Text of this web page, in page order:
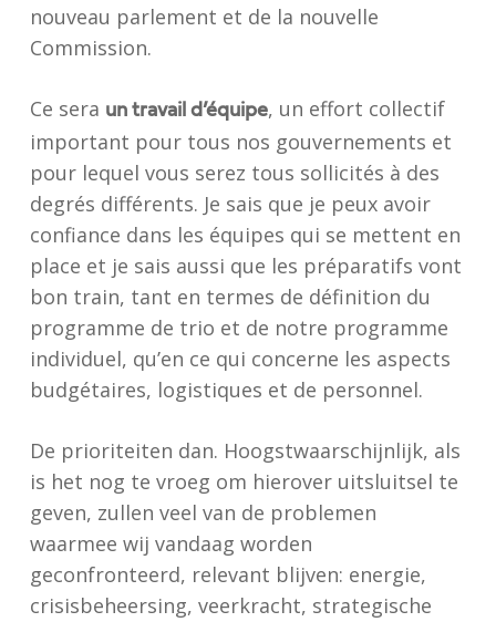
nouveau parlement et de la nouvelle
Commission.
Ce sera un travail d’équipe, un effort collectif
important pour tous nos gouvernements et
pour lequel vous serez tous sollicités à des
degrés différents. Je sais que je peux avoir
confiance dans les équipes qui se mettent en
place et je sais aussi que les préparatifs vont
bon train, tant en termes de définition du
programme de trio et de notre programme
individuel, qu’en ce qui concerne les aspects
budgétaires, logistiques et de personnel.
De prioriteiten dan. Hoogstwaarschijnlijk, als
is het nog te vroeg om hierover uitsluitsel te
geven, zullen veel van de problemen
waarmee wij vandaag worden
geconfronteerd, relevant blijven: energie,
crisisbeheersing, veerkracht, strategische